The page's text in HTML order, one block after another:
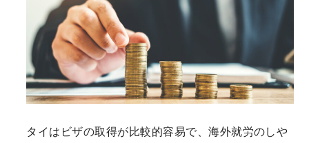
タイはビザの取得が比較的容易で、海外就労のしや